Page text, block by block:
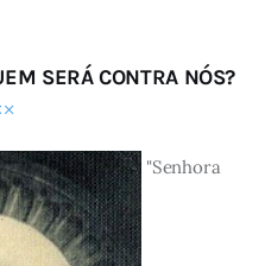
SERÁ CONTRA NÓS?
"Senhora